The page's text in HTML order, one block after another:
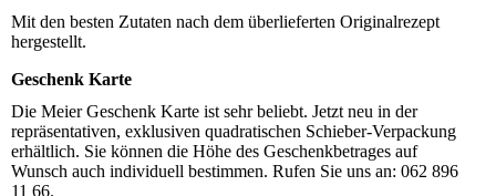
Mit den besten Zutaten nach dem überlieferten Originalrezept
hergestellt.
Geschenk Karte
Die Meier Geschenk Karte ist sehr beliebt. Jetzt neu in der
repräsentativen, exklusiven quadratischen Schieber-Verpackung
erhältlich. Sie können die Höhe des Geschenkbetrages auf
Wunsch auch individuell bestimmen. Rufen Sie uns an: 062 896
11 66.